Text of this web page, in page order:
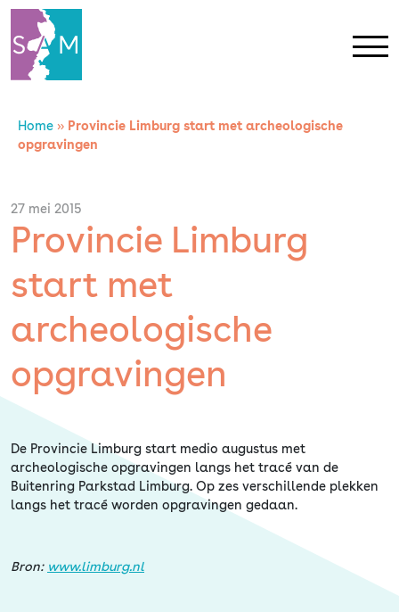
Home
Contact
SAM Limburg
Actueel
Overheid
Home » Provincie Limburg start met archeologische
opgravingen
27 mei 2015
Provincie Limburg
start met
archeologische
opgravingen
De Provincie Limburg start medio augustus met
archeologische opgravingen langs het tracé van de
Buitenring Parkstad Limburg. Op zes verschillende plekken
langs het tracé worden opgravingen gedaan.
Bron: www.limburg.nl